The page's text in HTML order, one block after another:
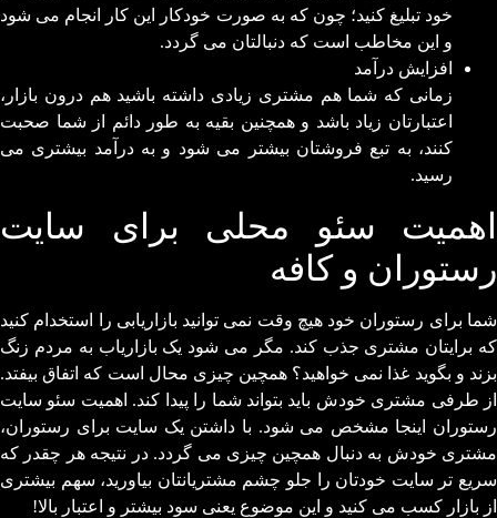
خود تبلیغ کنید؛ چون که به صورت خودکار این کار انجام می شود
و این مخاطب است که دنبالتان می گردد.
افزایش درآمد
زمانی که شما هم مشتری زیادی داشته باشید هم درون بازار،
اعتبارتان زیاد باشد و همچنین بقیه به طور دائم از شما صحبت
کنند، به تبع فروشتان بیشتر می شود و به درآمد بیشتری می
رسید.
اهمیت سئو محلی برای سایت
رستوران و کافه
شما برای رستوران خود هیچ وقت نمی توانید بازاریابی را استخدام کنید
که برایتان مشتری جذب کند. مگر می شود یک بازاریاب به مردم زنگ
بزند و بگوید غذا نمی خواهید؟ همچین چیزی محال است که اتفاق بیفتد.
از طرفی مشتری خودش باید بتواند شما را پیدا کند. اهمیت سئو سایت
رستوران اینجا مشخص می شود. با داشتن یک سایت برای رستوران،
مشتری خودش به دنبال همچین چیزی می گردد. در نتیجه هر چقدر که
سریع تر سایت خودتان را جلو چشم مشتریانتان بیاورید، سهم بیشتری
از بازار کسب می کنید و این موضوع یعنی سود بیشتر و اعتبار بالا!